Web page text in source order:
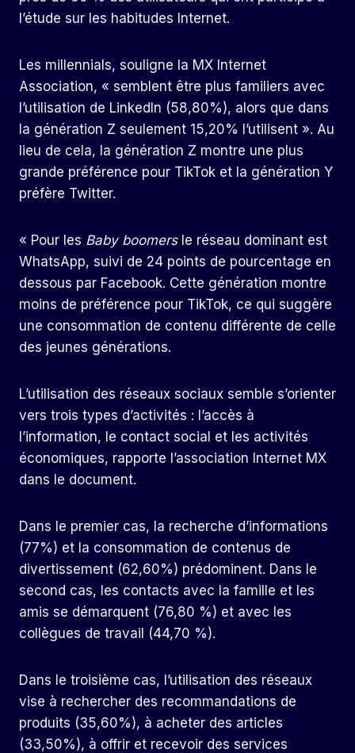
l’étude sur les habitudes Internet.
Les millennials, souligne la MX Internet
Association, « semblent être plus familiers avec
l’utilisation de LinkedIn (58,80%), alors que dans
la génération Z seulement 15,20% l’utilisent ». Au
lieu de cela, la génération Z montre une plus
grande préférence pour TikTok et la génération Y
préfère Twitter.
« Pour les Baby boomersle réseau dominant est
WhatsApp, suivi de 24 points de pourcentage en
dessous par Facebook. Cette génération montre
moins de préférence pour TikTok, ce qui suggère
une consommation de contenu différente de celle
des jeunes générations.
L’utilisation des réseaux sociaux semble s’orienter
vers trois types d’activités : l’accès à
l’information, le contact social et les activités
économiques, rapporte l’association Internet MX
dans le document.
Dans le premier cas, la recherche d’informations
(77%) et la consommation de contenus de
divertissement (62,60%) prédominent. Dans le
second cas, les contacts avec la famille et les
amis se démarquent (76,80 %) et avec les
collègues de travail (44,70 %).
Dans le troisième cas, l’utilisation des réseaux
vise à rechercher des recommandations de
produits (35,60%), à acheter des articles
(33,50%), à offrir et recevoir des services